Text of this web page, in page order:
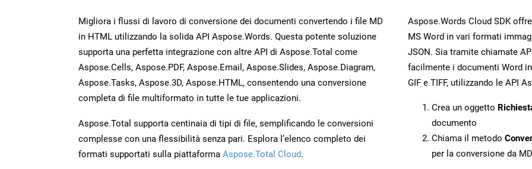
Migliora i flussi di lavoro di conversione dei documenti convertendo i file MD
in HTML utilizzando la solida API Aspose.Words. Questa potente soluzione
supporta una perfetta integrazione con altre API di Aspose.Total come
Aspose.Cells, Aspose.PDF, Aspose.Email, Aspose.Slides, Aspose.Diagram,
Aspose.Tasks, Aspose.3D, Aspose.HTML, consentendo una conversione
completa di file multiformato in tutte le tue applicazioni.
Aspose.Total supporta centinaia di tipi di file, semplificando le conversioni
complesse con una flessibilità senza pari. Esplora l’elenco completo dei
formati supportati sulla piattaforma Aspose.Total Cloud.
Aspose.Words Cloud SDK
MS Word in vari formati
JSON. Sia tramite chiamate
facilmente i documenti Word
GIF e TIFF, utilizzando le API
Crea un oggetto
documento
Chiama il metodo
per la conversione da MD